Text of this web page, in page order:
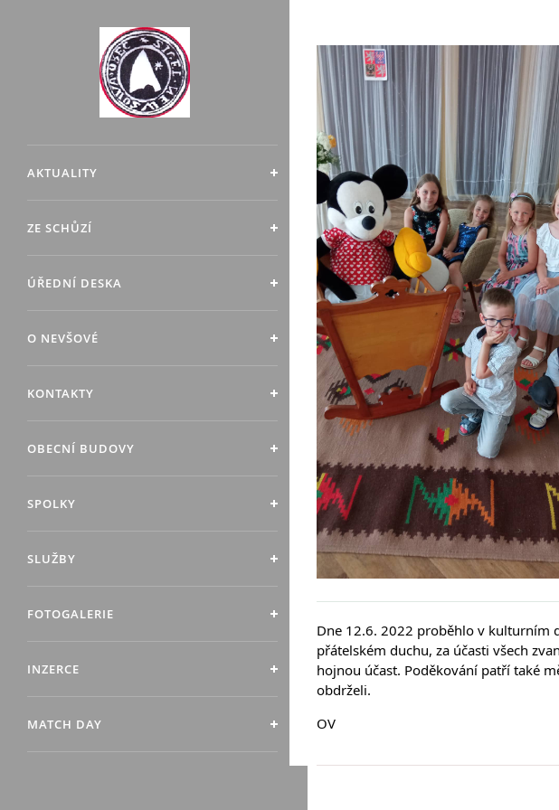
AKTUALITY
ZE SCHŮZÍ
ÚŘEDNÍ DESKA
O NEVŠOVÉ
KONTAKTY
OBECNÍ BUDOVY
SPOLKY
SLUŽBY
FOTOGALERIE
INZERCE
MATCH DAY
Dne 12.6. 2022 proběhlo v kulturním
přátelském duchu, za účasti všech
hojnou účast. Poděkování patří také
obdrželi.
OV